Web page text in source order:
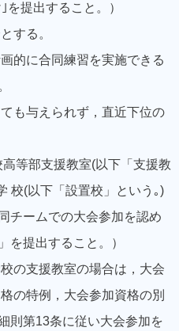
提出すること。）
する。
的に合同練習を実施できる
も与えられず，直近下位の
等部支援教室(以下「支援教
校(以下「設置校」という｡)
チームでの大会参加を認め
を提出すること。）
の支援教室の場合は，大会
の特例，大会参加資格の別
則第13条に従い大会参加を